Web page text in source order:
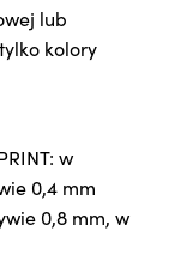
lub
kolory
w
0,4 mm
0,8 mm, w